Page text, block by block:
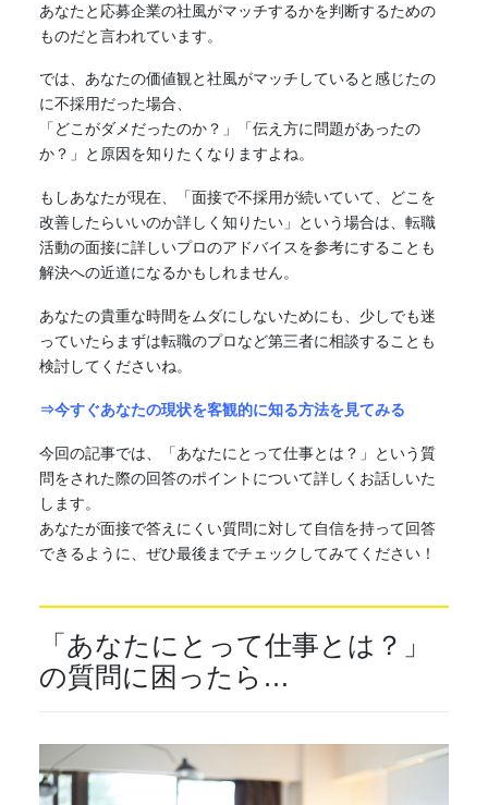
あなたと応募企業の社風がマッチするかを判断するための
ものだと言われています。
では、あなたの価値観と社風がマッチしていると感じたの
に不採用だった場合、
「どこがダメだったのか？」「伝え方に問題があったの
か？」と原因を知りたくなりますよね。
もしあなたが現在、「面接で不採用が続いていて、どこを
改善したらいいのか詳しく知りたい」という場合は、転職
活動の面接に詳しいプロのアドバイスを参考にすることも
解決への近道になるかもしれません。
あなたの貴重な時間をムダにしないためにも、少しでも迷
っていたらまずは転職のプロなど第三者に相談することも
検討してくださいね。
⇒今すぐあなたの現状を客観的に知る方法を見てみる
今回の記事では、「あなたにとって仕事とは？」という質
問をされた際の回答のポイントについて詳しくお話しいた
します。
あなたが面接で答えにくい質問に対して自信を持って回答
できるように、ぜひ最後までチェックしてみてください！
「あなたにとって仕事とは？」
の質問に困ったら…